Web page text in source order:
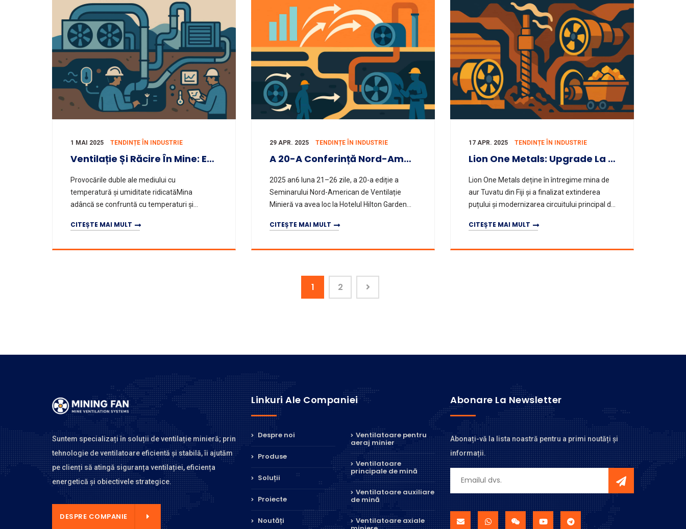
1 MAI 2025 TENDINȚE ÎN INDUSTRIE
Ventilație Și Răcire În Mine: Eficiență Energetică Vs. Siguranță
Provocările duble ale mediului cu
temperatură și umiditate ridicatăMina
adâncă se confruntă cu temperaturi și
munca mecanică, împreună cu acumularea
CITEȘTE MAI MULT
29 APR. 2025 TENDINȚE ÎN INDUSTRIE
A 20-A Conferință Nord-Americană De Ventilație Minieră (NAMVS 2025)
2025 an6 luna 21–26 zile, a 20-a ediție a
Seminarului Nord-American de Ventilație
Minieră va avea loc la Hotelul Hilton Garden
co-organizat de Departament
CITEȘTE MAI MULT
17 APR. 2025 TENDINȚE ÎN INDUSTRIE
Lion One Metals: Upgrade La Ventilația Minieră Și Producția De Aur T1
Lion One Metals deține în întregime mina de
aur Tuvatu din Fiji și a finalizat extinderea
puțului și modernizarea circuitului principal de
preliminare pentru prod
CITEȘTE MAI MULT
1 2
Suntem specializați în soluții de ventilație minieră; prin
tehnologie de ventilatoare eficientă și stabilă, îi ajutăm
pe clienți să atingă siguranța ventilației, eficiența
energetică și obiectivele strategice.
DESPRE COMPANIE
Linkuri Ale Companiei
Despre noi
Produse
Soluții
Proiecte
Noutăți
Ventilatoare pentru
aeraj minier
Ventilatoare
principale de mină
Ventilatoare auxiliare
de mină
Ventilatoare axiale
Abonare La Newsletter
Abonați-vă la lista noastră pentru a primi noutăți și
informații.